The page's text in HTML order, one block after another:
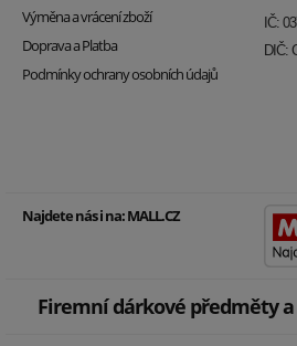
Výměna a vrácení zboží
Doprava a Platba
Podmínky ochrany osobních údajů
IČ:
DIČ:
Najdete nás i na:MALL.CZ
Firemní dárkové předměty